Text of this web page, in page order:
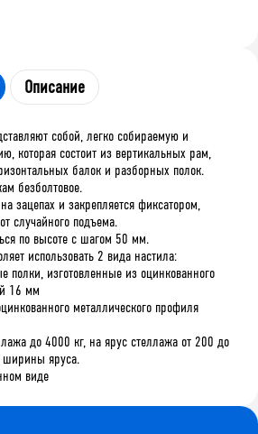
Описание
собой, легко собираемую и
которая состоит из вертикальных рам,
балок и разборных полок.
безболтовое.
зацепах и закрепляется фиксатором,
случайного подъема.
по высоте с шагом 50 мм.
использовать 2 вида настила:
полки, изготовленные из оцинкованного
16 мм
металлического профиля
до 4000 кг, на ярус стеллажа от 200 до
ширины яруса.
виде